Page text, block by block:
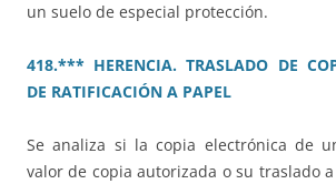
un suelo de especial protección.
418.*** HERENCIA. TRASLADO DE
DE RATIFICACIÓN A PAPEL
Se analiza si la copia electrónica de
valor de copia autorizada o su traslado